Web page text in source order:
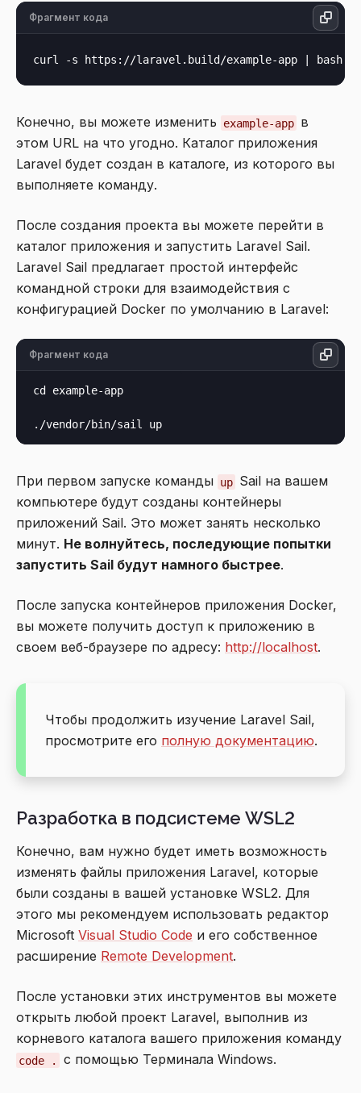
Фрагмент кода
Конечно, вы можете изменить example-app в
этом URL на что угодно. Каталог приложения
Laravel будет создан в каталоге, из которого вы
выполняете команду.
После создания проекта вы можете перейти в
каталог приложения и запустить Laravel Sail.
Laravel Sail предлагает простой интерфейс
командной строки для взаимодействия с
конфигурацией Docker по умолчанию в Laravel:
Фрагмент кода
cd example-app
При первом запуске команды up Sail на вашем
компьютере будут созданы контейнеры
приложений Sail. Это может занять несколько
минут. Не волнуйтесь, последующие попытки
запустить Sail будут намного быстрее.
После запуска контейнеров приложения Docker,
вы можете получить доступ к приложению в
своем веб-браузере по адресу: http://localhost.
Чтобы продолжить изучение Laravel Sail,
просмотрите его полную документацию.
Разработка в подсистеме WSL2
Конечно, вам нужно будет иметь возможность
изменять файлы приложения Laravel, которые
были созданы в вашей установке WSL2. Для
этого мы рекомендуем использовать редактор
Microsoft Visual Studio Code и его собственное
расширение Remote Development.
После установки этих инструментов вы можете
открыть любой проект Laravel, выполнив из
корневого каталога вашего приложения команду
code . с помощью Терминала Windows.